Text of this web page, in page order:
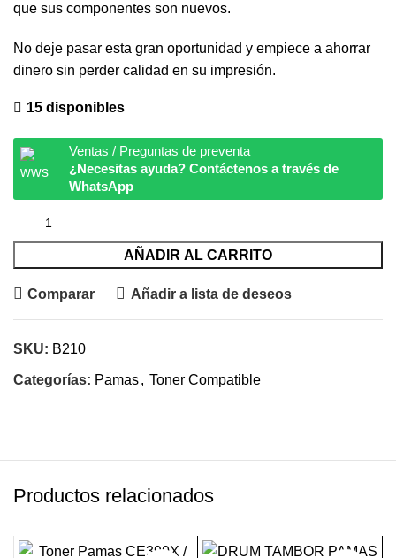
que sus componentes son nuevos.
No deje pasar esta gran oportunidad y empiece a ahorrar
dinero sin perder calidad en su impresión.
15 disponibles
Ventas / Preguntas de preventa
¿Necesitas ayuda? Contáctenos a través de
WhatsApp
AÑADIR AL CARRITO
Comparar Añadir a lista de deseos
SKU: B210
Categorías: Pamas, Toner Compatible
Productos relacionados